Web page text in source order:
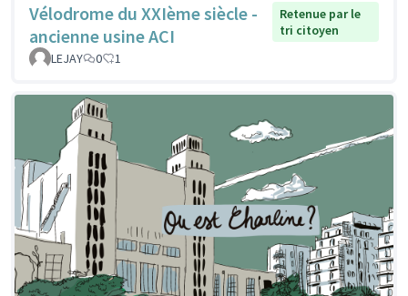
Vélodrome du XXIème siècle -
ancienne usine ACI
Retenue par le
tri citoyen
LEJAY
0 1